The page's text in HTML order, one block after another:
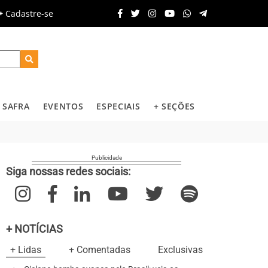
Cadastre-se
SAFRA EVENTOS ESPECIAIS + SEÇÕES
Siga nossas redes sociais:
+ NOTÍCIAS
+ Lidas + Comentadas Exclusivas